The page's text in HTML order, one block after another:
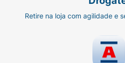
Retire na loja com agilidade e